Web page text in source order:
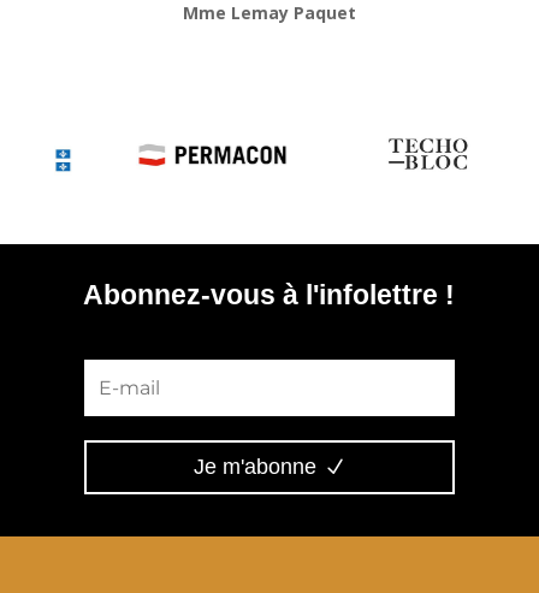
Mme Lemay Paquet
Abonnez-vous à l'infolettre !
Je m'abonne